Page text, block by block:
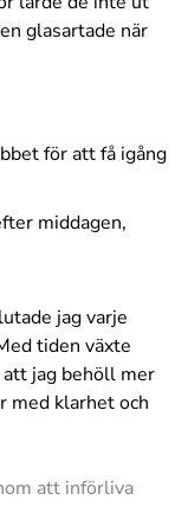
glasartade när
för att få igång
middagen,
jag varje
tiden växte
jag behöll mer
med klarhet och
att införliva